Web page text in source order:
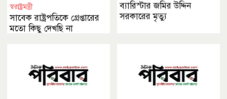
স্বরাষ্ট্রমন্ত্রী
সাবেক রাষ্ট্রপতিকে গ্রেপ্তারের
মতো কিছু দেখছি না
ব্যারিস্টার জমির উদ্দিন
সরকারের মৃত্যু